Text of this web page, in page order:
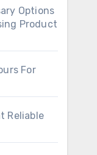
Options
Product
For
Reliable